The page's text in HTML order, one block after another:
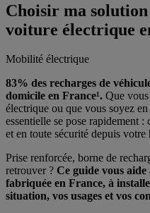
Choisir ma
voiture électrique
Mobilité électrique
83% des recharges de v
domicile en France¹. Que
électrique ou que vous soyez
essentielle se pose rapidement
et en toute sécurité depuis votre
Prise renforcée, borne de
retrouver ? Ce guide vous
fabriquée en France, à
situation, vos usages et vos